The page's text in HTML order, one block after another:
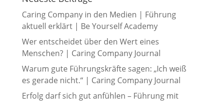
Caring Company in den Medien | Führung
aktuell erklärt | Be Yourself Academy
Wer entscheidet über den Wert eines
Menschen? | Caring Company Journal
Warum gute Führungskräfte sagen: „Ich weiß
es gerade nicht.“ | Caring Company Journal
Erfolg darf sich gut anfühlen – Führung mit